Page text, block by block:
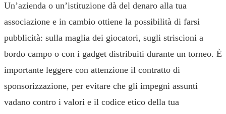
Un’azienda o un’istituzione dà del denaro alla tua
associazione e in cambio ottiene la possibilità di farsi
pubblicità: sulla maglia dei giocatori, sugli striscioni a
bordo campo o con i gadget distribuiti durante un torneo. È
importante leggere con attenzione il contratto di
sponsorizzazione, per evitare che gli impegni assunti
vadano contro i valori e il codice etico della tua